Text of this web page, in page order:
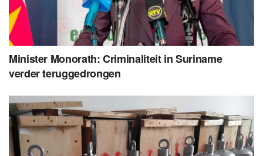
Minister Monorath: Criminaliteit in Suriname
verder teruggedrongen